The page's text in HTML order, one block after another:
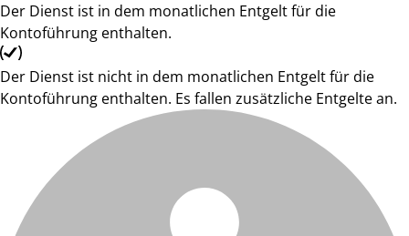
Der Dienst ist in dem monatlichen Entgelt für die
Kontoführung enthalten.
Der Dienst ist nicht in dem monatlichen Entgelt für die
Kontoführung enthalten. Es fallen zusätzliche Entgelte an.